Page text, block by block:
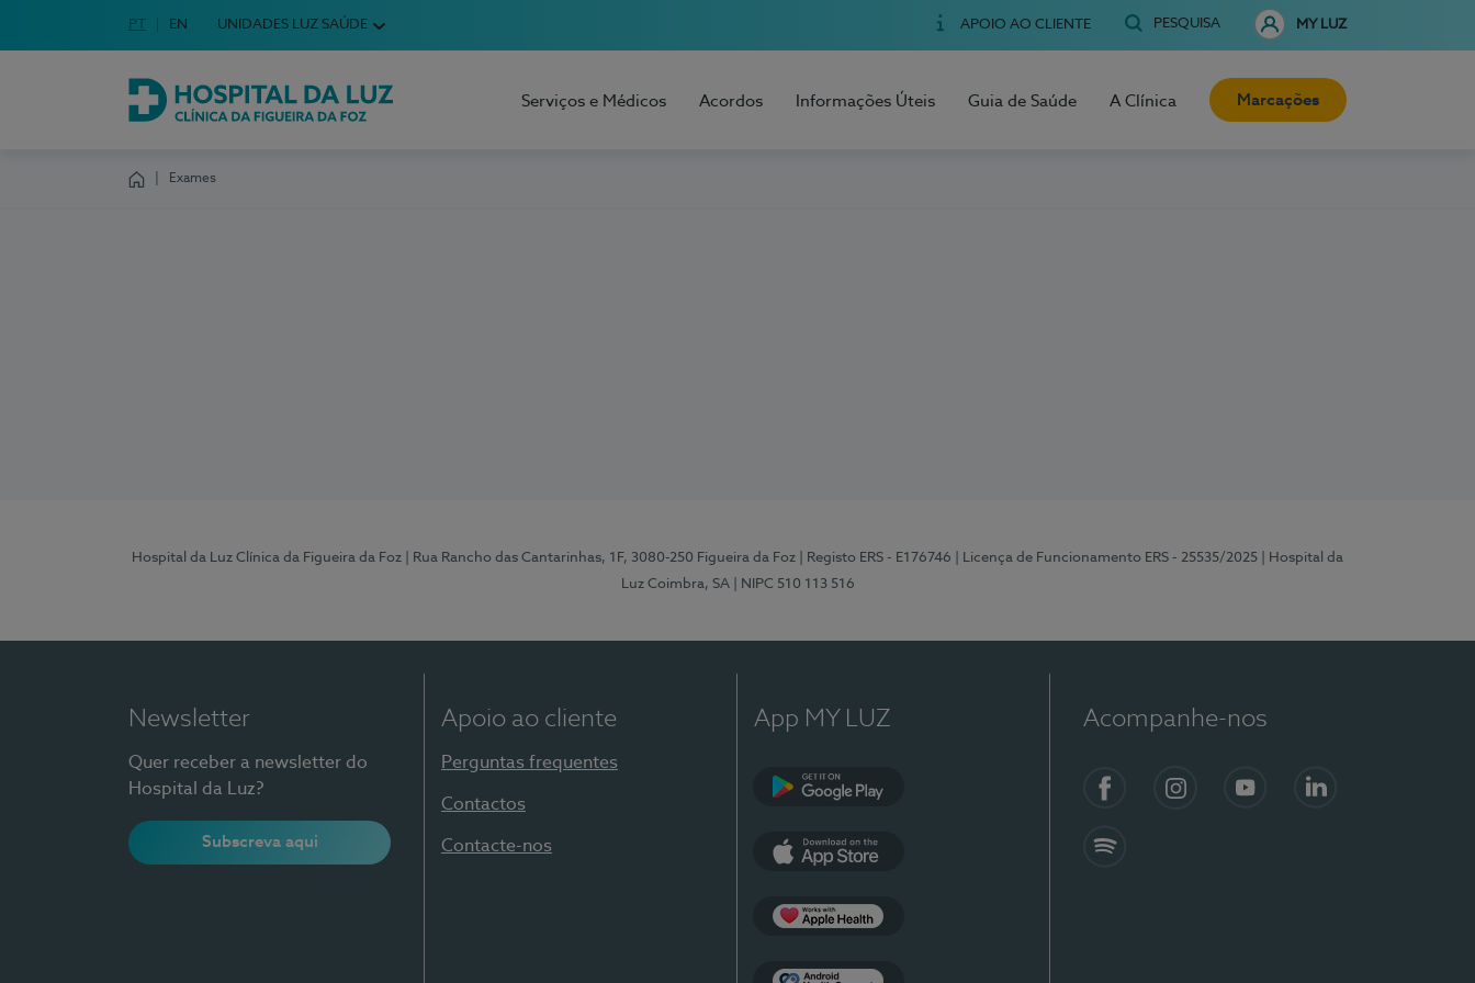
Escolha o seu idioma
Idioma em Português
PT English Language
EN UNIDADES LUZ SAÚDE APOIO AO CLIENTE PESQUISA MY LUZ
Hospital da Luz Clínica da Figueira da Foz
Serviços e Médicos Acordos Informações Úteis Guia de Saúde A Clínica Marcações
Exames
Hospital da Luz Clínica da Figueira da Foz | Rua Rancho das Cantarinhas, 1F, 3080-250 Figueira da Foz | Registo ERS - E176746 | Licença de Funcionamento ERS - 25535/2025
| Hospital da
Luz Coimbra, SA
| NIPC 510 113 516
Newsletter
Quer receber a newsletter do
Hospital da Luz?
Subscreva aqui
Apoio ao cliente
Perguntas frequentes
Contactos
Contacte-nos
App MY LUZ Acompanhe-nos